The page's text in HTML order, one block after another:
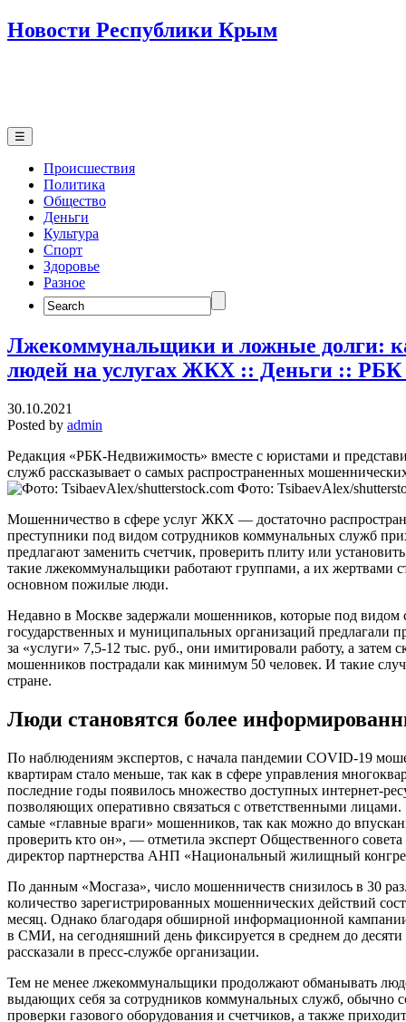
Новости Республики Крым
☰
Происшествия
Политика
Общество
Деньги
Культура
Спорт
Здоровье
Разное
Search
for:
Лжекоммунальщики и ложные долги:
людей на услугах ЖКХ :: Деньги ::
30.10.2021
Posted by admin
Редакция «РБК-Недвижимость» вместе с юристами и
служб рассказывает о самых распространенных
Фото: TsibaevAlex/
Мошенничество в сфере услуг ЖКХ — достаточно
преступники под видом сотрудников коммунальных служб
предлагают заменить счетчик, проверить плиту или
такие лжекоммунальщики работают группами, а их жертвами
основном пожилые люди.
Недавно в Москве задержали мошенников, которые под видом
государственных и муниципальных организаций предлагали
за «услуги» 7,5-12 тыс. руб., они имитировали работу, а затем
мошенников пострадали как минимум 50 человек. И такие
стране.
Люди становятся более
По наблюдениям экспертов, с начала пандемии COVID-19
квартирам стало меньше, так как в сфере управления
последние годы появилось множество доступных интернет-
позволяющих оперативно связаться с ответственными
самые «главные враги» мошенников, так как можно до
проверить кто он», — отметила эксперт Общественного
директор партнерства АНП «Национальный жилищный
По данным «Мосгаза», число мошенничеств снизилось в 30
количество зарегистрированных мошеннических действий
месяц. Однако благодаря обширной информационной
в СМИ, на сегодняшний день фиксируется в среднем до
рассказали в пресс-службе организации.
Тем не менее лжекоммунальщики продолжают обманывать
выдающих себя за сотрудников коммунальных служб, обычно
проверки газового оборудования и счетчиков, а также